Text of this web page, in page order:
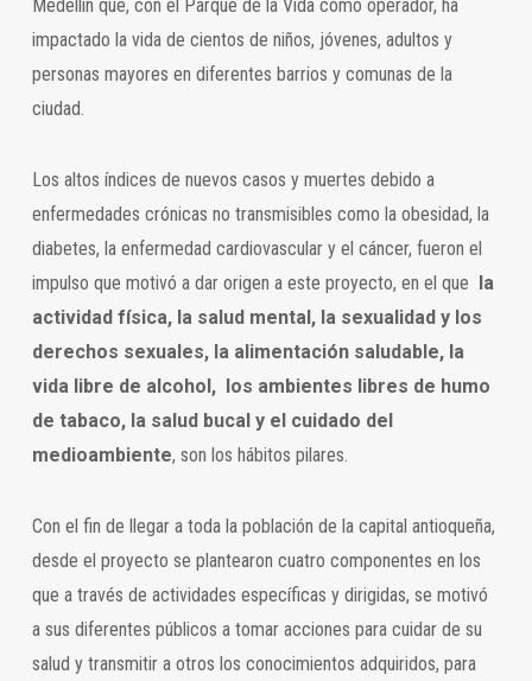
Medellín que, con el Parque de la Vida como operador, ha
impactado la vida de cientos de niños, jóvenes, adultos y
personas mayores en diferentes barrios y comunas de la
ciudad.
Los altos índices de nuevos casos y muertes debido a
enfermedades crónicas no transmisibles como la obesidad, la
diabetes, la enfermedad cardiovascular y el cáncer, fueron el
impulso que motivó a dar origen a este proyecto, en el que la
actividad física, la salud mental, la sexualidad y los
derechos sexuales, la alimentación saludable, la
vida libre de alcohol, los ambientes libres de humo
de tabaco, la salud bucal y el cuidado del
medioambiente, son los hábitos pilares.
Con el fin de llegar a toda la población de la capital antioqueña,
desde el proyecto se plantearon cuatro componentes en los
que a través de actividades específicas y dirigidas, se motivó
a sus diferentes públicos a tomar acciones para cuidar de su
salud y transmitir a otros los conocimientos adquiridos, para